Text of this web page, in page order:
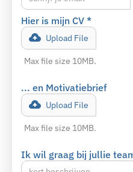
Hier is mijn CV *
Upload File
Max file size 10MB.
... en Motivatiebrief
Upload File
Max file size 10MB.
Ik wil graag bij jullie